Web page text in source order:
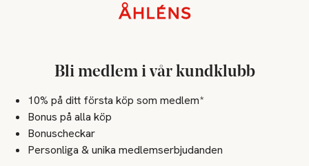
Bli medlem i vår kundklubb
10% på ditt första köp som medlem*
Bonus på alla köp
Bonuscheckar
Personliga & unika medlemserbjudanden